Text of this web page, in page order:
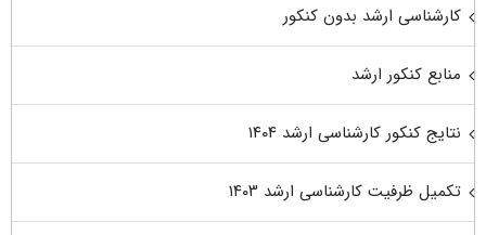
کارشناسی ارشد بدون کنکور
منابع کنکور ارشد
نتایج کنکور کارشناسی ارشد ۱۴۰۴
تکمیل ظرفیت کارشناسی ارشد ۱۴۰۳